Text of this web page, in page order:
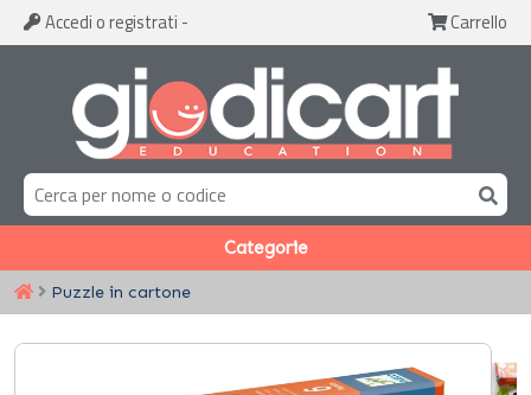
Accedi o registrati - Carrello
Categorie
Puzzle in cartone